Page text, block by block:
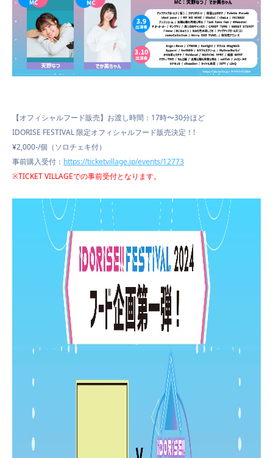
【オフィシャルフード販売】お渡し時間：17時〜30分ほど
IDORISE FESTIVAL 限定オフィシャルフード販売決定！!
¥2,000-/個（ソロチェキ付）
事前購入受付： https://ticketvillage.jp/events/12773
※TICKET VILLAGEでの事前受付となります。